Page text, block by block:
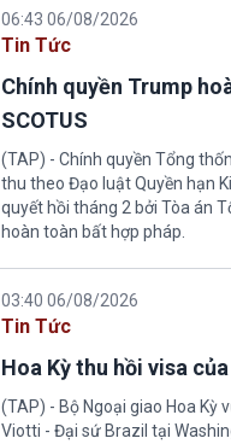
06:43 06/08/2026
Tin Tức
Chính quyền Trump
SCOTUS
(TAP) - Chính quyền Tổng
thu theo Đạo luật Quyền hạn
quyết hồi tháng 2 bởi Tòa án
hoàn toàn bất hợp pháp.
03:40 06/08/2026
Tin Tức
Hoa Kỳ thu hồi visa
(TAP) - Bộ Ngoại giao Hoa Kỳ
Viotti - Đại sứ Brazil tại